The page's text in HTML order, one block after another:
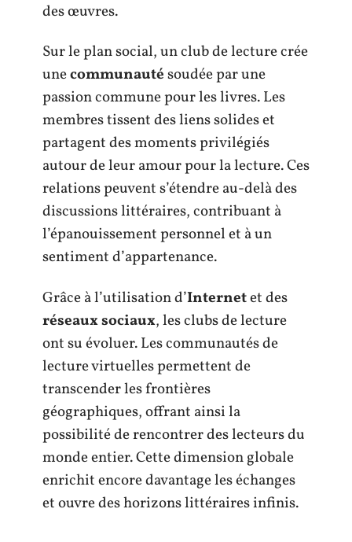
des œuvres.
Sur le plan social, un club de lecture crée
unecommunautésoudée par une
passion commune pour les livres. Les
membres tissent des liens solides et
partagent des moments privilégiés
autour de leur amour pour la lecture. Ces
relations peuvent s’étendre au-delà des
discussions littéraires, contribuant à
l’épanouissement personnel et à un
sentiment d’appartenance.
Grâce à l’utilisation d’Internetet des
réseaux sociaux, les clubs de lecture
ont su évoluer. Les communautés de
lecture virtuelles permettent de
transcender les frontières
géographiques, offrant ainsi la
possibilité de rencontrer des lecteurs du
monde entier. Cette dimension globale
enrichit encore davantage les échanges
et ouvre des horizons littéraires infinis.